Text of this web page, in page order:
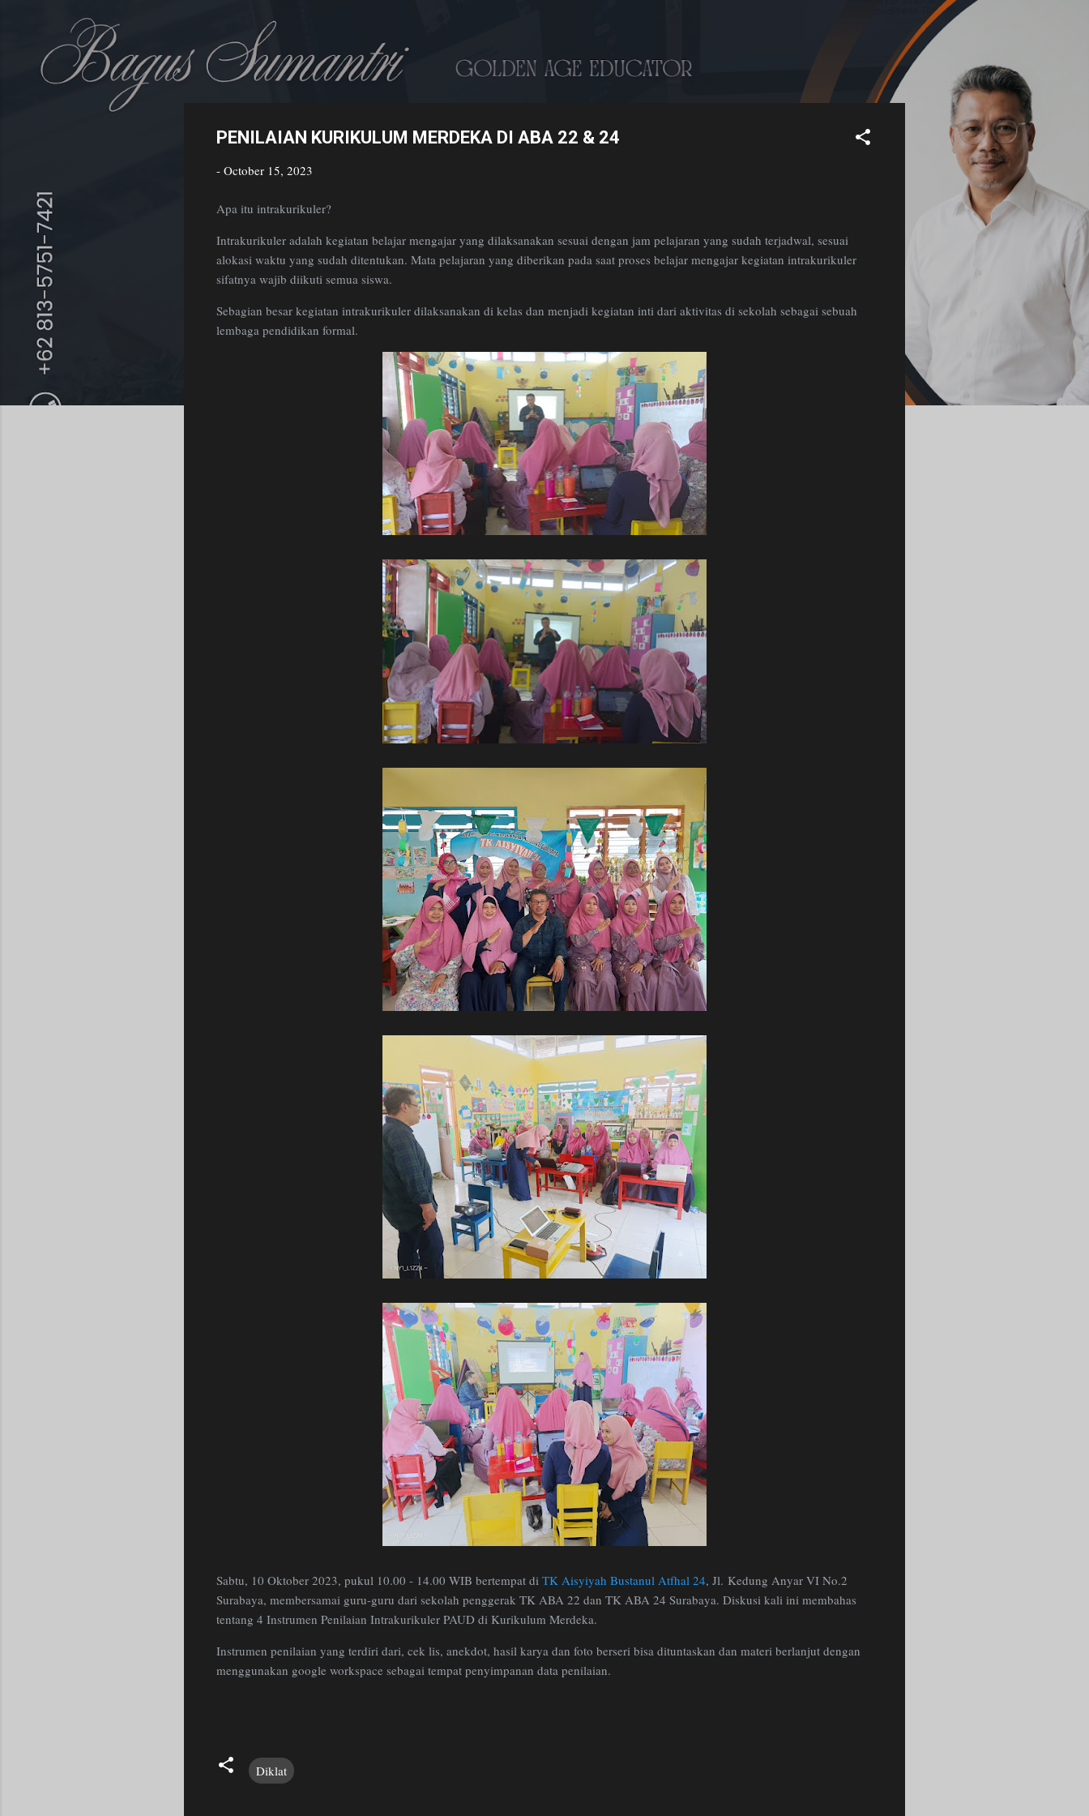
Bagus Sumantri
Golden Age Educator
PENILAIAN KURIKULUM MERDEKA DI ABA 22 & 24
- October 15, 2023
Apa itu intrakurikuler?
Intrakurikuler adalah kegiatan belajar mengajar yang dilaksanakan sesuai dengan jam pelajaran yang sudah terjadwal, sesuai
alokasi waktu yang sudah ditentukan. Mata pelajaran yang diberikan pada saat proses belajar mengajar kegiatan intrakurikuler
sifatnya wajib diikuti semua siswa.
Sebagian besar kegiatan intrakurikuler dilaksanakan di kelas dan menjadi kegiatan inti dari aktivitas di sekolah sebagai sebuah
lembaga pendidikan formal.
Sabtu, 10 Oktober 2023, pukul 10.00 - 14.00 WIB bertempat di TK Aisyiyah Bustanul Atfhal 24, Jl. Kedung Anyar VI No.2
Surabaya, membersamai guru-guru dari sekolah penggerak TK ABA 22 dan TK ABA 24 Surabaya. Diskusi kali ini membahas
tentang 4 Instrumen Penilaian Intrakurikuler PAUD di Kurikulum Merdeka.
Instrumen penilaian yang terdiri dari, cek lis, anekdot, hasil karya dan foto berseri bisa dituntaskan dan materi berlanjut dengan
menggunakan google workspace sebagai tempat penyimpanan data penilaian.
Diklat